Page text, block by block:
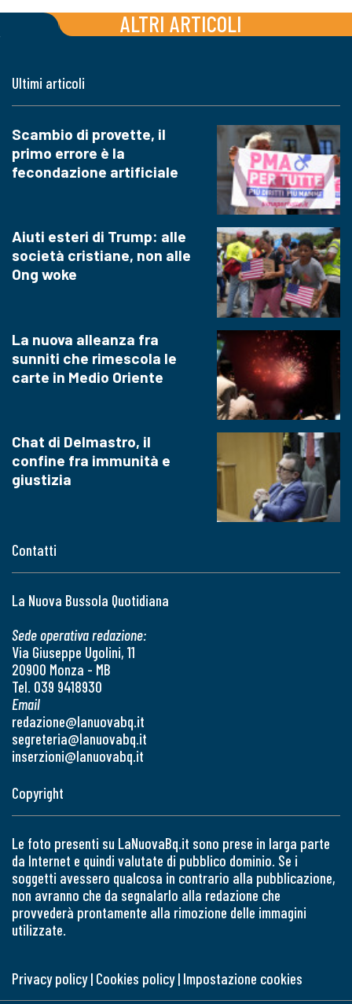
ALTRI ARTICOLI
Contatti
La Nuova Bussola Quotidiana
Sede operativa redazione:
Via Giuseppe Ugolini, 11
20900 Monza - MB
Tel. 039 9418930
Email
redazione@lanuovabq.it
segreteria@lanuovabq.it
inserzioni@lanuovabq.it
Ultimi articoli
Scambio di provette, il
primo errore è la
fecondazione artificiale
Aiuti esteri di Trump: alle
società cristiane, non alle
Ong woke
La nuova alleanza fra
sunniti che rimescola le
carte in Medio Oriente
Chat di Delmastro, il
confine fra immunità e
giustizia
Copyright
Le foto presenti su LaNuovaBq.it sono prese in larga parte
da Internet e quindi valutate di pubblico dominio. Se i
soggetti avessero qualcosa in contrario alla pubblicazione,
non avranno che da segnalarlo alla redazione che
provvederà prontamente alla rimozione delle immagini
utilizzate.
Privacy policy| Cookies policy| Impostazione cookies